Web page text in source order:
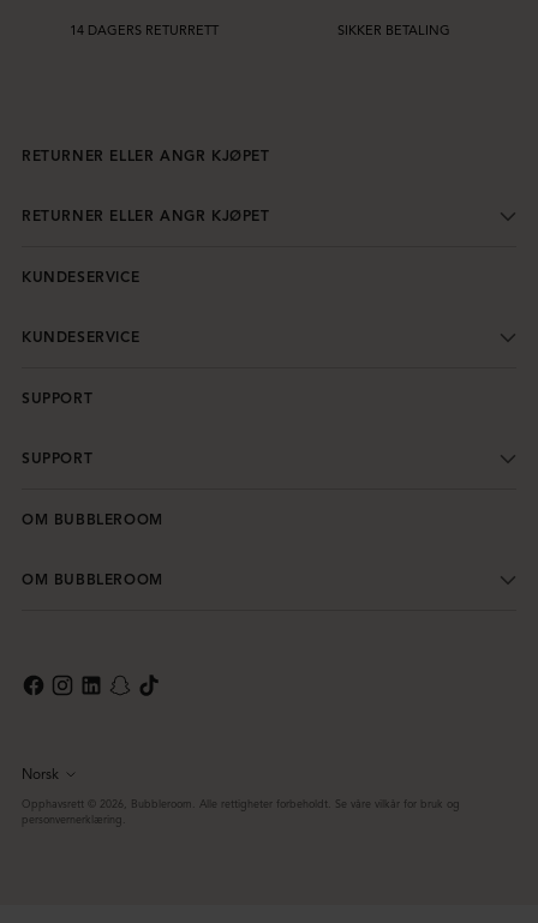
14 DAGERS RETURRETT SIKKER BETALING
RETURNER ELLER ANGR KJØPET
RETURNER ELLER ANGR KJØPET
KUNDESERVICE
KUNDESERVICE
SUPPORT
SUPPORT
OM BUBBLEROOM
OM BUBBLEROOM
Språk
Norsk
Opphavsrett © 2026, Bubbleroom. Alle rettigheter forbeholdt. Se våre vilkår for bruk og
personvernerklæring.